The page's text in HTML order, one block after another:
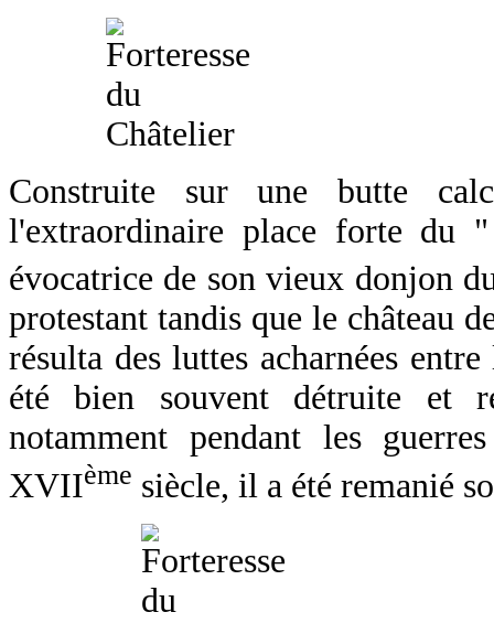
Construite sur une butte
l'extraordinaire place forte du
évocatrice de son vieux donjon
protestant tandis que le château
résulta des luttes acharnées
été bien souvent détruite et
notamment pendant les
XVIIème siècle, il a été remanié